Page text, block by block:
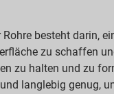
besteht darin,
zu schaffen
zu halten und zu
langlebig genug,